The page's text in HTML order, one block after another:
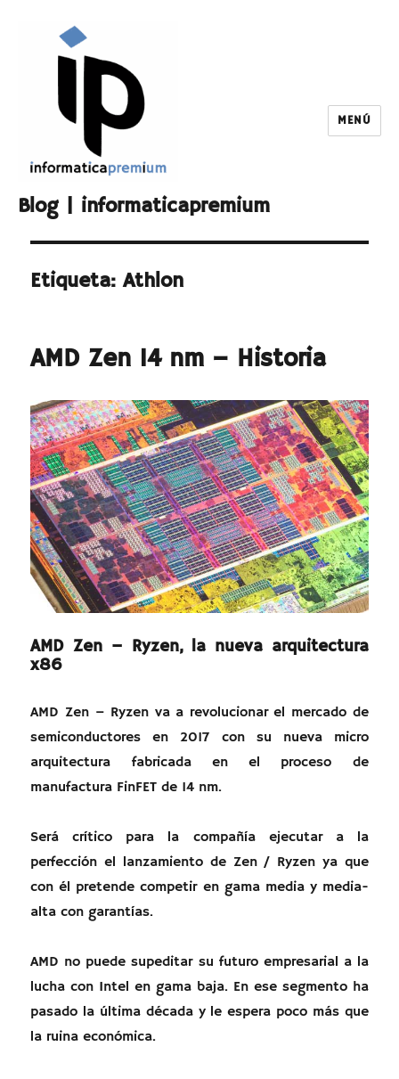
Blog | informaticapremium
MENÚ
Etiqueta:Athlon
AMD Zen 14 nm – Historia
AMD Zen – Ryzen, la nueva arquitectura
x86
AMD Zen – Ryzen va a revolucionar el mercado de
semiconductores en 2017 con su nueva micro
arquitectura fabricada en el proceso de
manufactura FinFET de 14 nm.
Será crítico para la compañía ejecutar a la
perfección el lanzamiento de Zen / Ryzen ya que
con él pretende competir en gama media y media-
alta con garantías.
AMD no puede supeditar su futuro empresarial a la
lucha con Intel en gama baja. En ese segmento ha
pasado la última década y le espera poco más que
la ruina económica.